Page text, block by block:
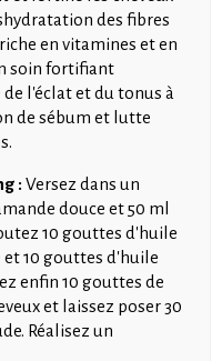
des fibres
en vitamines et en
soin fortifiant
l'éclat et du tonus à
de sébum et lutte
: Versez dans un
douce et 50 ml
10 gouttes d'huile
10 gouttes d'huile
enfin 10 gouttes de
et laissez poser 30
Réalisez un